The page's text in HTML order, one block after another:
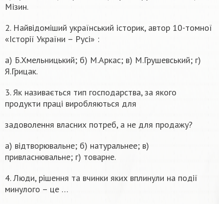
Мізин.
2. Найвідоміший український історик, автор 10-томної
«Історії України – Русі» :
а) Б.Хмельницький; б) М.Аркас; в) М.Грушевський; г)
Я.Грицак.
3. Як називається тип господарства, за якого
продукти праці виробляються для
задоволення власних потреб, а не для продажу?
а) відтворювальне; б) натуральнее; в)
привласнювальне; г) товарне.
4. Люди, рішення та вчинки яких вплинули на події
минулого – це …